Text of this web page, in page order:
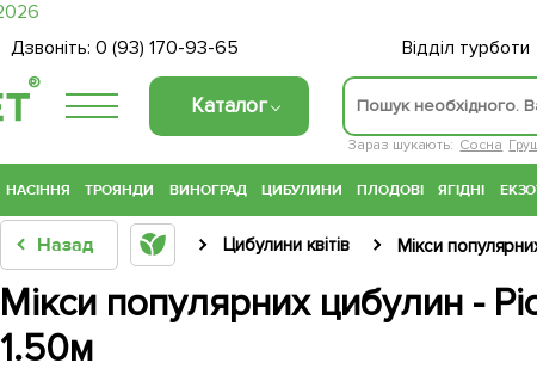
Дзвоніть: 0 (93) 170-93-65 Відділ турботи
®
Каталог
Зараз шукають: Сосна
НАСІННЯ ТРОЯНДИ ВИНОГРАД ЦИБУЛИНИ ПЛОДОВІ ЯГІДНІ
Назад Цибулини квітів Мікси
Мікси популярних цибулин -
1.50м